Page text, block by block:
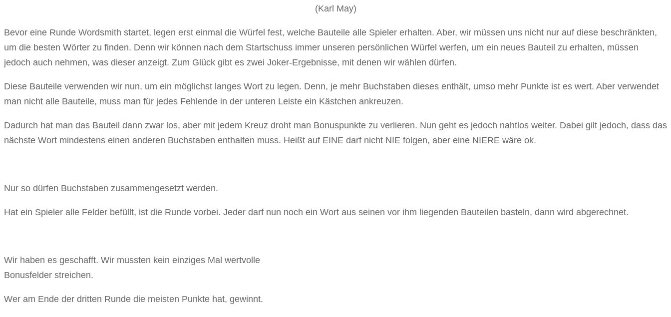
(Karl May)
Bevor eine Runde Wordsmith startet, legen erst einmal die Würfel fest, welche Bauteile alle Spieler erhalten. Aber, wir müssen uns nicht nur auf diese beschränkten,
um die besten Wörter zu finden. Denn wir können nach dem Startschuss immer unseren persönlichen Würfel werfen, um ein neues Bauteil zu erhalten, müssen
jedoch auch nehmen, was dieser anzeigt. Zum Glück gibt es zwei Joker-Ergebnisse, mit denen wir wählen dürfen.
Diese Bauteile verwenden wir nun, um ein möglichst langes Wort zu legen. Denn, je mehr Buchstaben dieses enthält, umso mehr Punkte ist es wert. Aber verwendet
man nicht alle Bauteile, muss man für jedes Fehlende in der unteren Leiste ein Kästchen ankreuzen.
Dadurch hat man das Bauteil dann zwar los, aber mit jedem Kreuz droht man Bonuspunkte zu verlieren. Nun geht es jedoch nahtlos weiter. Dabei gilt jedoch, dass das
nächste Wort mindestens einen anderen Buchstaben enthalten muss. Heißt auf EINE darf nicht NIE folgen, aber eine NIERE wäre ok.
Nur so dürfen Buchstaben zusammengesetzt werden.
Hat ein Spieler alle Felder befüllt, ist die Runde vorbei. Jeder darf nun noch ein Wort aus seinen vor ihm liegenden Bauteilen basteln, dann wird abgerechnet.
Wir haben es geschafft. Wir mussten kein einziges Mal wertvolle
Bonusfelder streichen.
Wer am Ende der dritten Runde die meisten Punkte hat, gewinnt.